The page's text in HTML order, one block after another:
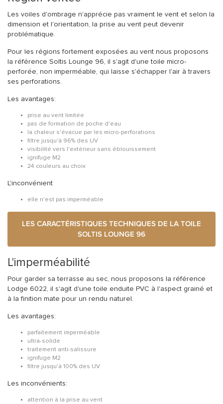
Les voiles d'ombrage n'apprécie pas vraiment le vent et selon la
dimension et l'orientation, la prise au vent peut devenir
problématique.
Pour les régions fortement exposées au vent nous proposons
la référence Soltis Lounge 96, il s'agit d'une toile micro-
perforée, non imperméable, qui laisse s'échapper l'air à travers
ses perforations.
Les avantages:
prise au vent limitée
pas de formation de poche d'eau
la chaleur s'évacue par les micro-perforations
filtre jusqu'à 96% des UV
visibilité vers l'extérieur sans éblouissement
ignifuge M2
24 couleurs au choix
L'inconvénient
elle n'est pas imperméable
LES CARACTÉRISTIQUES TECHNIQUES DE LA TOILE
SOLTIS LOUNGE 96
L'imperméabilité
Pour garder sa terrasse au sec, nous proposons la référence
Lodge 6022, il s'agit d'une toile enduite PVC à l'aspect grainé et
à la finition mate pour un rendu naturel.
Les avantages:
parfaitement imperméable
ultra-solide
traitement anti-salissure
ignifuge M2
filtre jusqu'à 100% des UV
Les inconvénients:
attention à la prise au vent